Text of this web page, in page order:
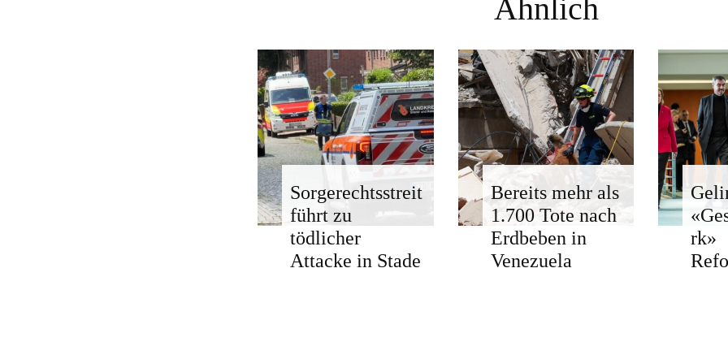
Ähnlich
Sorgerechtsstreit
führt zu
tödlicher
Attacke in Stade
Bereits mehr als
1.700 Tote nach
Erdbeben in
Venezuela
rk»